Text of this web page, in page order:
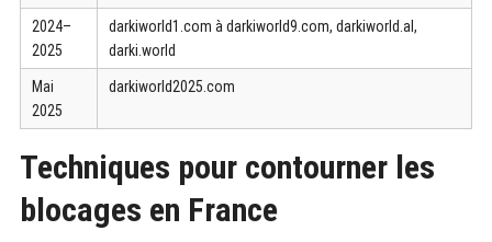
2024–
2025
darkiworld1.com à darkiworld9.com, darkiworld.al,
darki.world
Mai
2025
darkiworld2025.com
Techniques pour contourner les
blocages en France